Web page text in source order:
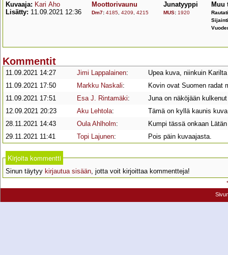
Kuvaaja: Kari Aho
Lisätty: 11.09.2021 12:36
Moottorivaunu
Dm7: 4185 4209 4215
Junatyyppi
MUS: 1920
Muu
Kommentit
11.09.2021 14:27 Jimi Lappalainen:
Upea kuva, niinkuin
11.09.2021 17:50
Markku Naskali:
Kovin ovat Suomen radat
11.09.2021 17:51
Esa J. Rintamäki:
Juna on näköjään
12.09.2021 20:23
Aku Lehtola:
Tämä on kyllä kaunis
28.11.2021 14:43
Oula Ahlholm:
Kumpi tässä onkaan
29.11.2021 11:41
Topi Lajunen: Pois päin kuvaajasta.
Kirjoita kommentti
Sinun täytyy kirjautua sisään, jotta voit kirjoittaa kommentteja!